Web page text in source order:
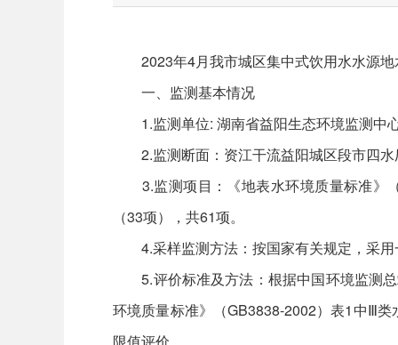
2023年4月我市城区集中式饮用水水源地
一、监测基本情况
1.监测单位: 湖南省益阳生态环境监测中
2.监测断面：资江干流益阳城区段市四水
3.监测项目：《地表水环境质量标准》
（33项），共61项。
4.采样监测方法：按国家有关规定，采用
5.评价标准及方法：根据中国环境监测总
环境质量标准》（GB3838-2002）表1中Ⅲ